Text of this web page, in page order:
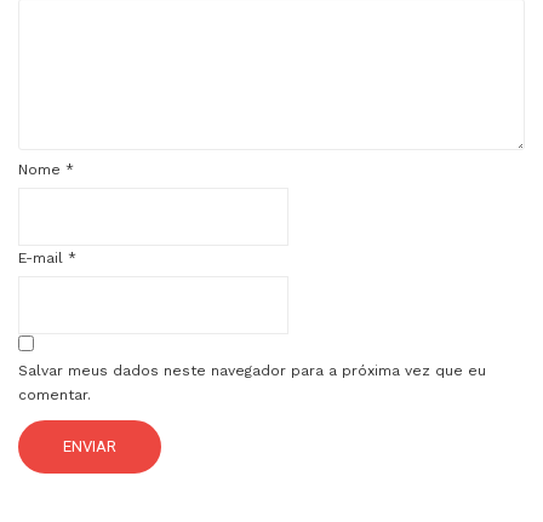
Nome *
E-mail *
Salvar meus dados neste navegador para a próxima vez que eu
comentar.